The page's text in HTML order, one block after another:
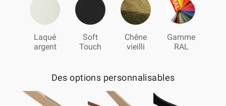
Laqué
argent
Soft
Touch
Chêne
vieilli
Gamme
RAL
Des options personnalisables